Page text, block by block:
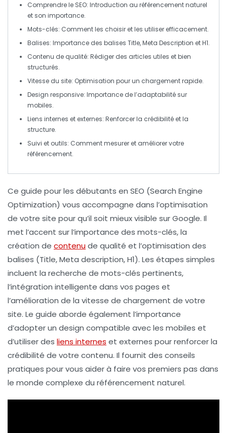
Comprendre le SEO: Introduction au référencement naturel
et son importance.
Mots-clés: Comment les choisir et les utiliser efficacement.
Balises: Importance des balises Title,Meta Description etH1.
Contenu de qualité: Rédiger des articles utiles et bien
structurés.
Vitesse du site: Optimisation pour un chargement rapide.
Design responsive: Importance de l’adaptabilité sur
mobiles.
Liens internes et externes: Renforcer la crédibilité et la
structure.
Suivi et outils: Comment mesurer et améliorer votre
référencement.
Ce guide pour les débutants en SEO (Search Engine
Optimization) vous accompagne dans l’optimisation
de votre site pour qu’il soit mieux visible sur Google. Il
met l’accent sur l’importance des mots-clés, la
création de contenude qualité et l’optimisation des
balises (Title, Meta description, H1). Les étapes simples
incluent la recherche de mots-clés pertinents,
l’intégration intelligente dans vos pages et
l’amélioration de la vitesse de chargement de votre
site. Le guide aborde également l’importance
d’adopter un design compatible avec les mobiles et
d’utiliser des liens internes et externes pour renforcer la
crédibilité de votre contenu. Il fournit des conseils
pratiques pour vous aider à faire vos premiers pas dans
le monde complexe du référencement naturel.